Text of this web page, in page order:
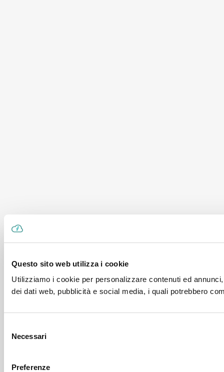
Questo sito web utilizza i cookie
Utilizziamo i cookie per personalizzare contenuti ed
dei dati web, pubblicità e social media, i quali potrebbero
delNecessari
Preferenze